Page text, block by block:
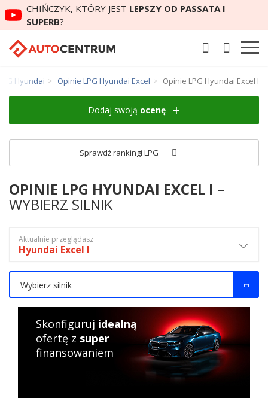
CHIŃCZYK, KTÓRY JEST LEPSZY OD PASSATA I
SUPERB?
Hyundai Opinie LPG Hyundai Excel Opinie LPG Hyundai Excel I
Dodaj swoją ocenę
Sprawdź rankingi LPG
OPINIE LPG HYUNDAI EXCEL I –
WYBIERZ SILNIK
Aktualnie przeglądasz
Hyundai Excel I
Wybierz silnik
Skonfiguruj idealną
ofertę z super
finansowaniem